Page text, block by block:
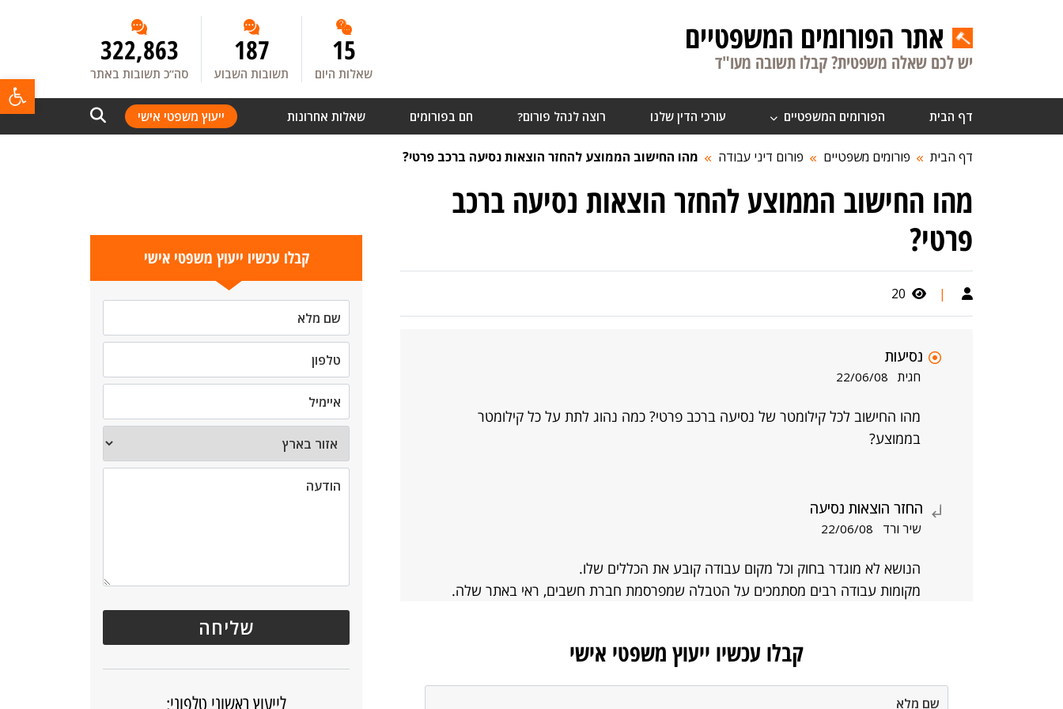
אתר הפורומים המשפטיים
יש לכם שאלה משפטית? קבלו תשובה מעו"ד 15
שאלות היום
187
תשובות השבוע
322,863
סה”כ תשובות באתר
דף הבית הפורומים המשפטיים עורכי הדין שלנו רוצה לנהל פורום? חם בפורומים שאלות אחרונות ייעוץ משפטי אישי
דף הבית פורומים משפטיים פורום דיני עבודה מהו החישוב הממוצע להחזר הוצאות נסיעה ברכב פרטי?
מהו החישוב הממוצע להחזר הוצאות נסיעה ברכב
פרטי?
|
20
נסיעות
חגית 22/06/08
מהו החישוב לכל קילומטר של נסיעה ברכב פרטי? כמה נהוג לתת על כל קילומטר
בממוצע?
החזר הוצאות נסיעה
שיר ורד 22/06/08
הנושא לא מוגדר בחוק וכל מקום עבודה קובע את הכללים שלו.
מקומות עבודה רבים מסתמכים על הטבלה שמפרסמת חברת חשבים, ראי באתר שלה.
קבלו עכשיו ייעוץ משפטי אישי
קבלו עכשיו ייעוץ משפטי אישי
לייעוץ ראשוני טלפוני: